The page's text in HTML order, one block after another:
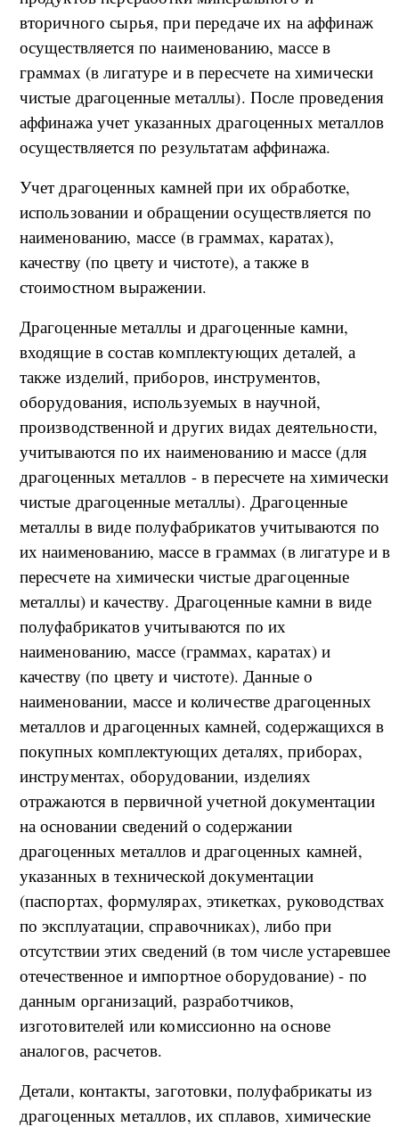
вторичного сырья, при передаче их на аффинаж
осуществляется по наименованию, массе в
граммах (в лигатуре и в пересчете на химически
чистые драгоценные металлы). После проведения
аффинажа учет указанных драгоценных металлов
осуществляется по результатам аффинажа.
Учет драгоценных камней при их обработке,
использовании и обращении осуществляется по
наименованию, массе (в граммах, каратах),
качеству (по цвету и чистоте), а также в
стоимостном выражении.
Драгоценные металлы и драгоценные камни,
входящие в состав комплектующих деталей, а
также изделий, приборов, инструментов,
оборудования, используемых в научной,
производственной и других видах деятельности,
учитываются по их наименованию и массе (для
драгоценных металлов - в пересчете на химически
чистые драгоценные металлы). Драгоценные
металлы в виде полуфабрикатов учитываются по
их наименованию, массе в граммах (в лигатуре и в
пересчете на химически чистые драгоценные
металлы) и качеству. Драгоценные камни в виде
полуфабрикатов учитываются по их
наименованию, массе (граммах, каратах) и
качеству (по цвету и чистоте). Данные о
наименовании, массе и количестве драгоценных
металлов и драгоценных камней, содержащихся в
покупных комплектующих деталях, приборах,
инструментах, оборудовании, изделиях
отражаются в первичной учетной документации
на основании сведений о содержании
драгоценных металлов и драгоценных камней,
указанных в технической документации
(паспортах, формулярах, этикетках, руководствах
по эксплуатации, справочниках), либо при
отсутствии этих сведений (в том числе устаревшее
отечественное и импортное оборудование) - по
данным организаций, разработчиков,
изготовителей или комиссионно на основе
аналогов, расчетов.
Детали, контакты, заготовки, полуфабрикаты из
драгоценных металлов, их сплавов, химические